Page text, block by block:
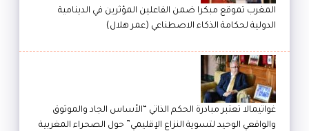
المغرب تموقع مبكرا ضمن الفاعلين المؤثرين في الدينامية
الدولية لحكامة الذكاء الاصطناعي (عمر هلال)
غواتيمالا تعتبر مبادرة الحكم الذاتي “الأساس الجاد والموثوق
والواقعي الوحيد لتسوية النزاع الإقليمي” حول الصحراء المغربية